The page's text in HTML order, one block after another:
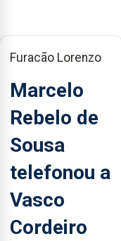
Furacão Lorenzo
Marcelo
Rebelo de
Sousa
telefonou a
Vasco
Cordeiro